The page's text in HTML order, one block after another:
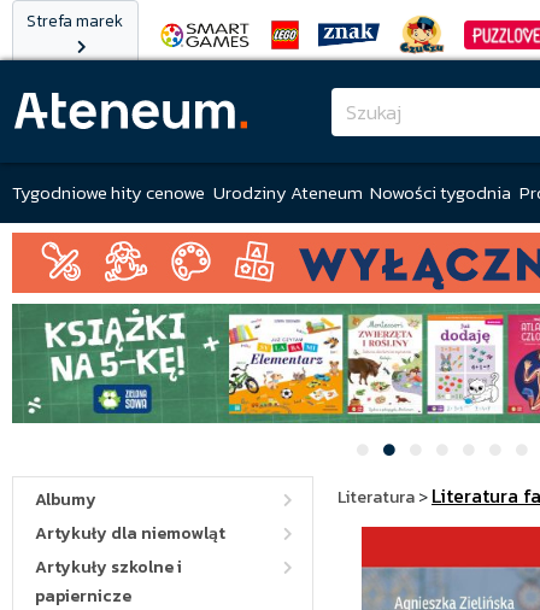
Strefa marek
Tygodniowe hity cenowe Urodziny Ateneum Nowości tygodnia
Albumy
Artykuły dla niemowląt
Artykuły szkolne i
papiernicze
Literatura>Literatura